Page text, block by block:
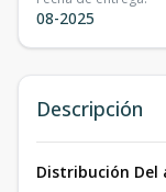
08-2025
Descripción
Distribución